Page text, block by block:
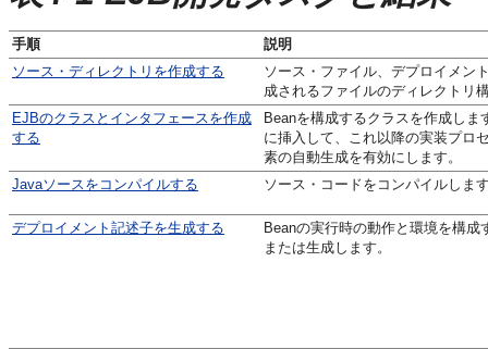
手順
説明
ソース・ディレクトリを作成する
ソース・ファイル、デプロイメン
成されるファイルのディレクトリ
EJBのクラスとインタフェースを作成
する
Beanを構成するクラスを作成し
に挿入して、これ以降の実装プロ
素の自動生成を有効にします。
Javaソースをコンパイルする
ソース・コードをコンパイルしま
デプロイメント記述子を生成する
Beanの実行時の動作と環境を構
または生成します。